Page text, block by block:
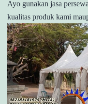
Ayo gunakan jasa
kualitas produk kami